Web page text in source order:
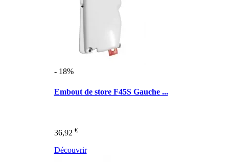
- 18%
Embout de store F45S Gauche ...
36,92 €
Découvrir